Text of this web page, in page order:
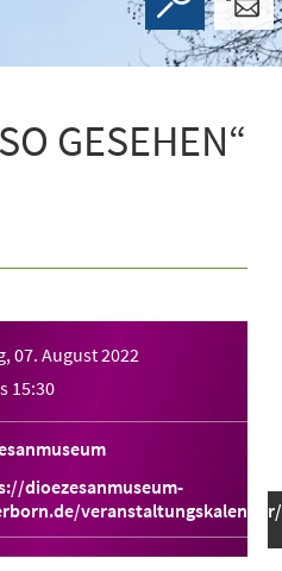
GESEHEN“
07. August 2022
15:30
dioezesanmuseum-
veranstaltungskalender/